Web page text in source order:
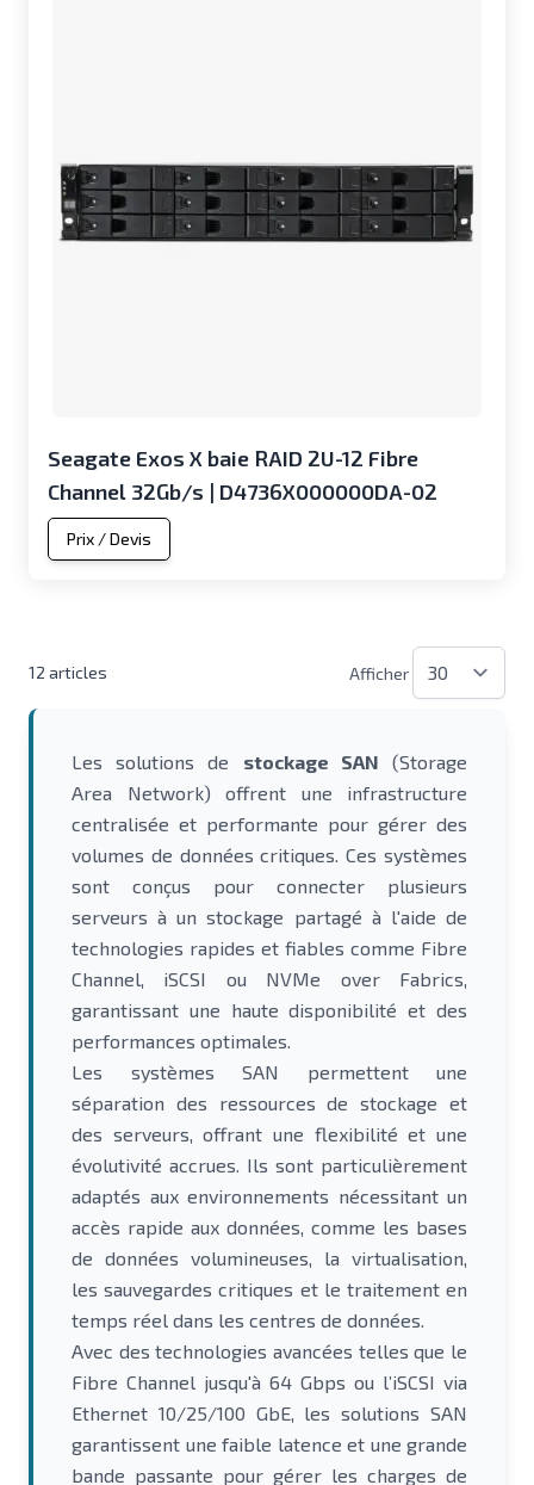
Seagate Exos X baie RAID 2U-12 Fibre
Channel 32Gb/s | D4736X000000DA-02
Prix / Devis
12 articles Afficher
Les solutions de stockage SAN (Storage
Area Network) offrent une infrastructure
centralisée et performante pour gérer des
volumes de données critiques. Ces systèmes
sont conçus pour connecter plusieurs
serveurs à un stockage partagé à l'aide de
technologies rapides et fiables comme Fibre
Channel, iSCSI ou NVMe over Fabrics,
garantissant une haute disponibilité et des
performances optimales.
Les systèmes SAN permettent une
séparation des ressources de stockage et
des serveurs, offrant une flexibilité et une
évolutivité accrues. Ils sont particulièrement
adaptés aux environnements nécessitant un
accès rapide aux données, comme les bases
de données volumineuses, la virtualisation,
les sauvegardes critiques et le traitement en
temps réel dans les centres de données.
Avec des technologies avancées telles que le
Fibre Channel jusqu'à 64 Gbps ou l’iSCSI via
Ethernet 10/25/100 GbE, les solutions SAN
garantissent une faible latence et une grande
bande passante pour gérer les charges de